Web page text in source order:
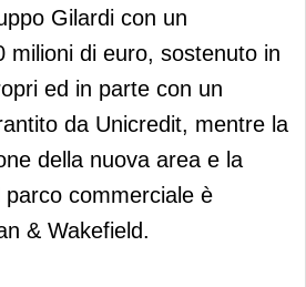
Gilardi con un
milioni di euro, sostenuto in
ed in parte con un
da Unicredit, mentre la
della nuova area e la
commerciale è
& Wakefield.